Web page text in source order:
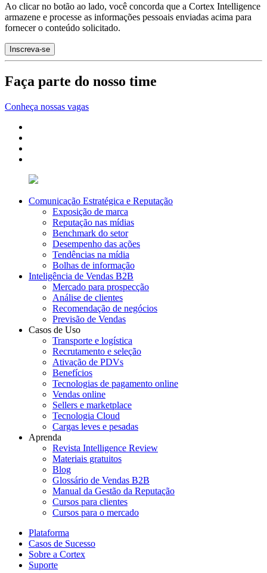
Ao clicar no botão ao lado, você concorda que a Cortex Intelligence
armazene e processe as informações pessoais enviadas acima para
fornecer o conteúdo solicitado.
Faça parte do nosso time
Conheça nossas vagas
Comunicação Estratégica e Reputação
Exposição de marca
Reputação nas mídias
Benchmark do setor
Desempenho das ações
Tendências na mídia
Bolhas de informação
Inteligência de Vendas B2B
Mercado para prospecção
Análise de clientes
Recomendação de negócios
Previsão de Vendas
Casos de Uso
Transporte e logística
Recrutamento e seleção
Ativação de PDVs
Benefícios
Tecnologias de pagamento online
Vendas online
Sellers e marketplace
Tecnologia Cloud
Cargas leves e pesadas
Aprenda
Revista Intelligence Review
Materiais gratuitos
Blog
Glossário de Vendas B2B
Manual da Gestão da Reputação
Cursos para clientes
Cursos para o mercado
Plataforma
Casos de Sucesso
Sobre a Cortex
Suporte